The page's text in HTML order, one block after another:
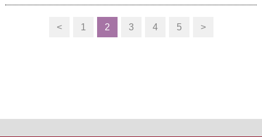
< 1 2 3 4 5 >